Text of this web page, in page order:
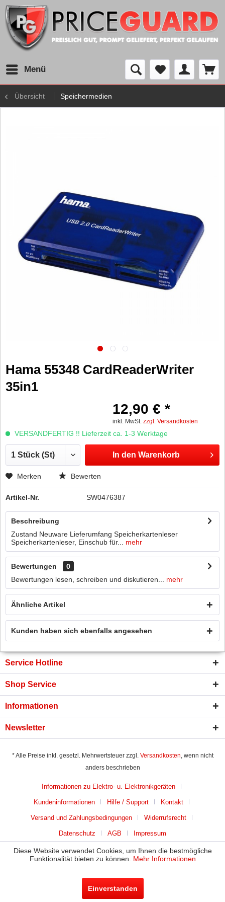
Menü
Übersicht Speichermedien
Hama 55348 CardReaderWriter
35in1
12,90 € *
inkl. MwSt. zzgl. Versandkosten
VERSANDFERTIG !! Lieferzeit ca. 1-3 Werktage
In den Warenkorb
Merken Bewerten
Artikel-Nr. SW0476387
Beschreibung
Zustand Neuware Lieferumfang Speicherkartenleser
Speicherkartenleser, Einschub für...
mehr
Bewertungen
0
Bewertungen lesen, schreiben und diskutieren...
mehr
Ähnliche Artikel
Kunden haben sich ebenfalls angesehen
Service Hotline
Shop Service
Informationen
Newsletter
* Alle Preise inkl. gesetzl. Mehrwertsteuer zzgl. Versandkosten, wenn nicht
anders beschrieben
Informationen zu Elektro- u. Elektronikgeräten
Kundeninformationen Hilfe / Support Kontakt
Versand und Zahlungsbedingungen Widerrufsrecht
Datenschutz AGB Impressum
Diese Website verwendet Cookies, um Ihnen die bestmögliche
Funktionalität bieten zu können. Mehr Informationen
Einverstanden